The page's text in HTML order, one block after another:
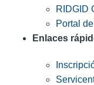
RIDGID
Portal
Enlaces